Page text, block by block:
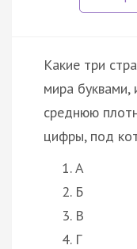
Какие три
мира
среднюю
цифры, под
А
Б
В
Г